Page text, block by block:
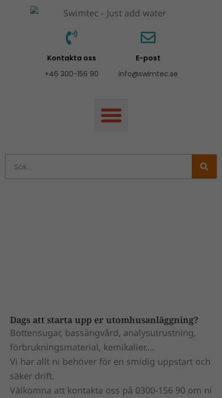
Kontakta oss
+46 300-156 90
E-post
info@swimtec.se
Dags att starta upp er utomhusanläggning?
Bottensugar, bassängvård, analysutrustning,
förbrukningsmaterial, kemikalier….
Vi har allt ni behöver för en smidig uppstart och
säker drift.
Välkomna att kontakta oss på 0300-156 90 om ni